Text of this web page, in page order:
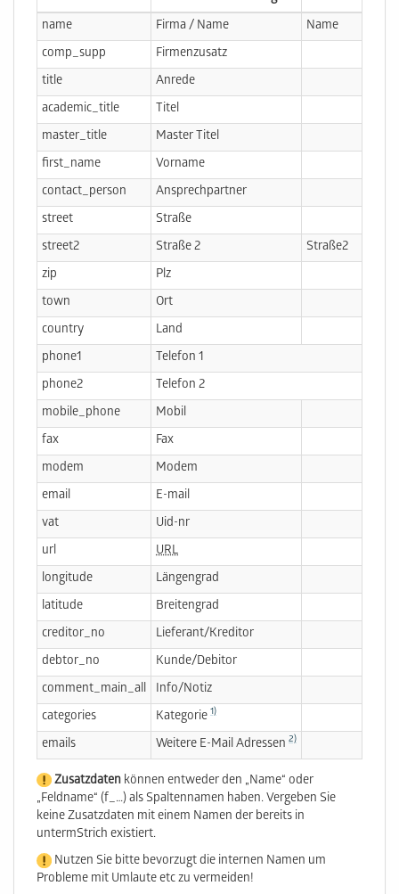
name
Firma / Name Name
comp_supp
Firmenzusatz
title
Anrede
academic_title
Titel
master_title
Master Titel
first_name
Vorname
contact_person
Ansprechpartner
street
Straße
street2
Straße 2
Straße2
zip
Plz
town
Ort
country
Land
phone1
Telefon 1
phone2
Telefon 2
mobile_phone
Mobil
fax
Fax
modem
Modem
email
E-mail
vat
Uid-nr
url
URL
longitude
Längengrad
latitude
Breitengrad
creditor_no
Lieferant/Kreditor
debtor_no
Kunde/Debitor
comment_main_all
Info/Notiz
categories
Kategorie 1)
emails Weitere E-Mail Adressen 2)
Zusatzdatenkönnen entweder den „Name“ oder
„Feldname“ (f_…) als Spaltennamen haben. Vergeben Sie
keine Zusatzdaten mit einem Namen der bereits in
untermStrich existiert.
Nutzen Sie bitte bevorzugt die internen Namen um
Probleme mit Umlaute etc zu vermeiden!